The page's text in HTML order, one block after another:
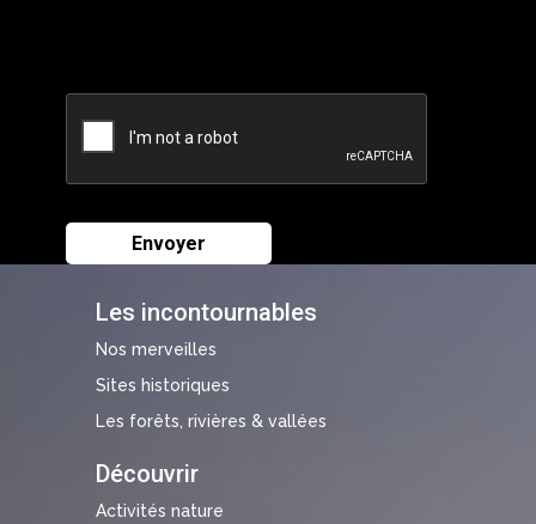
Les incontournables
Nos merveilles
Sites historiques
Les forêts, rivières & vallées
Découvrir
Activités nature